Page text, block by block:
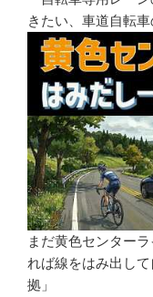
きたい、車道自転
まだ黄色センター
れば線をはみ出し
拠」